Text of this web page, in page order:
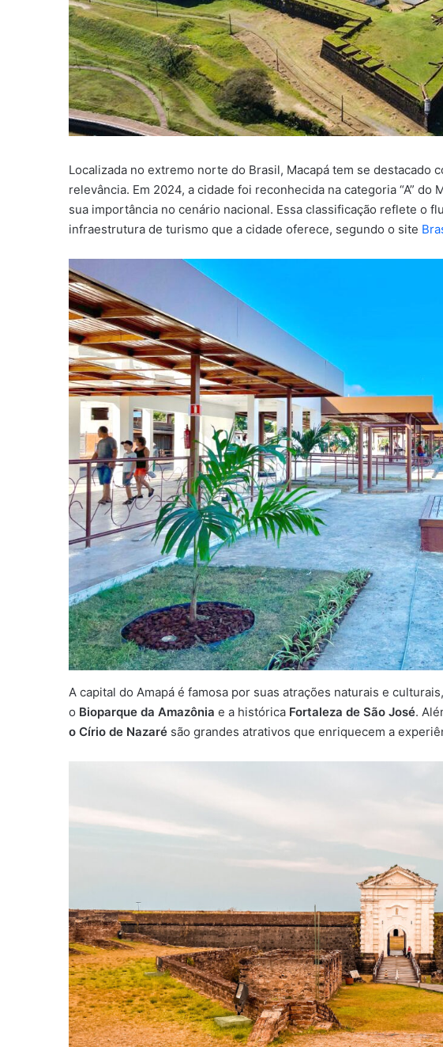
Localizada no extremo norte do Brasil, Macapá tem se destacado
relevância. Em 2024, a cidade foi reconhecida na categoria “A”
sua importância no cenário nacional. Essa classificação reflete o
infraestrutura de turismo que a cidade oferece, segundo o site
A capital do Amapá é famosa por suas atrações naturais e
o Bioparque da Amazônia e a histórica Fortaleza de São José.
o Círio de Nazaré são grandes atrativos que enriquecem a